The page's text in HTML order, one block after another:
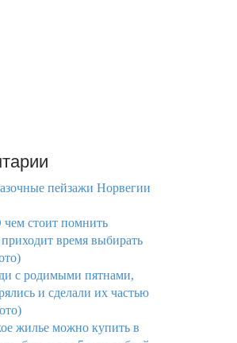
пейзажи Норвегии
стоит помнить
время выбирать
с родимыми пятнами,
и сделали их частью
жилье можно купить в